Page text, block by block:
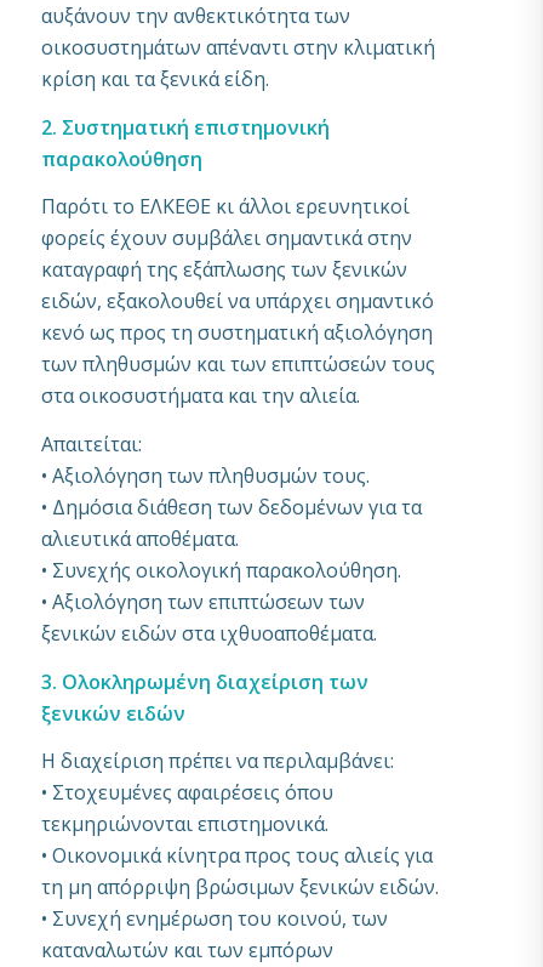
αυξάνουν την ανθεκτικότητα των
οικοσυστημάτων απέναντι στην κλιματική
κρίση και τα ξενικά είδη.
2. Συστηματική επιστημονική
παρακολούθηση
Παρότι το ΕΛΚΕΘΕ κι άλλοι ερευνητικοί
φορείς έχουν συμβάλει σημαντικά στην
καταγραφή της εξάπλωσης των ξενικών
ειδών, εξακολουθεί να υπάρχει σημαντικό
κενό ως προς τη συστηματική αξιολόγηση
των πληθυσμών και των επιπτώσεών τους
στα οικοσυστήματα και την αλιεία.
Απαιτείται:
• Αξιολόγηση των πληθυσμών τους.
• Δημόσια διάθεση των δεδομένων για τα
αλιευτικά αποθέματα.
• Συνεχής οικολογική παρακολούθηση.
• Αξιολόγηση των επιπτώσεων των
ξενικών ειδών στα ιχθυοαποθέματα.
3. Ολοκληρωμένη διαχείριση των
ξενικών ειδών
Η διαχείριση πρέπει να περιλαμβάνει:
• Στοχευμένες αφαιρέσεις όπου
τεκμηριώνονται επιστημονικά.
• Οικονομικά κίνητρα προς τους αλιείς για
τη μη απόρριψη βρώσιμων ξενικών ειδών.
• Συνεχή ενημέρωση του κοινού, των
καταναλωτών και των εμπόρων